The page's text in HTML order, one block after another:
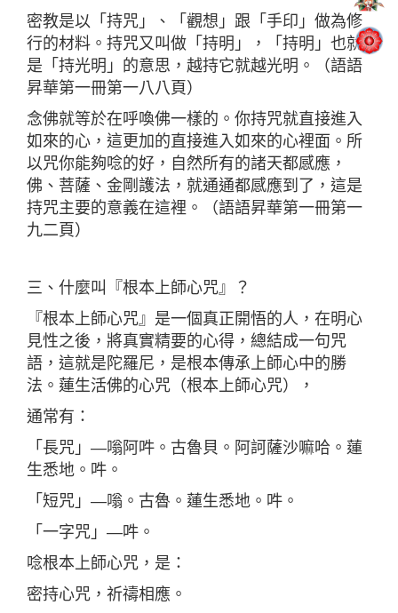
密教是以「持咒」、「觀想」跟「手印」做為修
行的材料。持咒又叫做「持明」，「持明」也就
是「持光明」的意思，越持它就越光明。（語語
昇華第一冊第一八八頁）
念佛就等於在呼喚佛一樣的。你持咒就直接進入
如來的心，這更加的直接進入如來的心裡面。所
以咒你能夠唸的好，自然所有的諸天都感應，
佛、菩薩、金剛護法，就通通都感應到了，這是
持咒主要的意義在這裡。（語語昇華第一冊第一
九二頁）
三、什麼叫『根本上師心咒』？
『根本上師心咒』是一個真正開悟的人，在明心
見性之後，將真實精要的心得，總結成一句咒
語，這就是陀羅尼，是根本傳承上師心中的勝
法。蓮生活佛的心咒（根本上師心咒），
通常有：
「長咒」—嗡阿吽。古魯貝。阿訶薩沙嘛哈。蓮
生悉地。吽。
「短咒」—嗡。古魯。蓮生悉地。吽。
「一字咒」—吽。
唸根本上師心咒，是：
密持心咒，祈禱相應。